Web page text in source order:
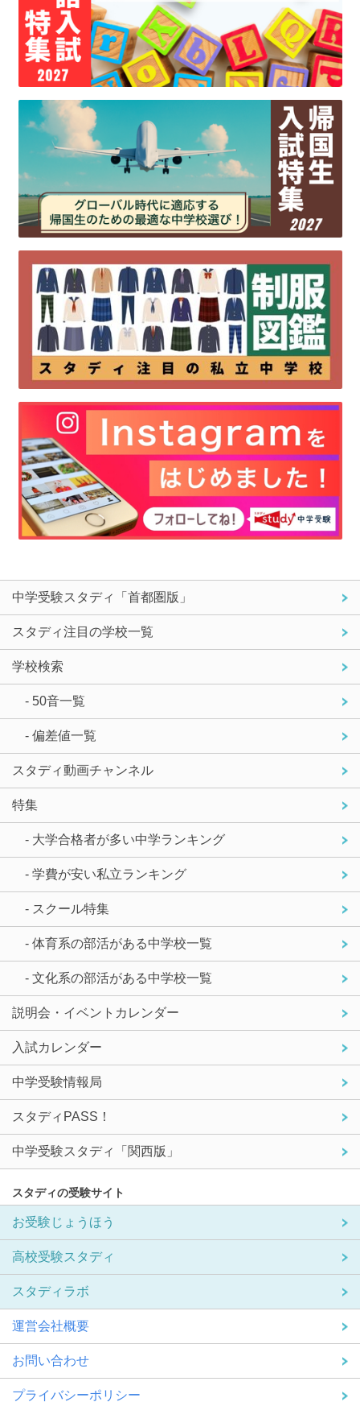
中学受験スタディ「首都圏版」
スタディ注目の学校一覧
学校検索
- 50音一覧
- 偏差値一覧
スタディ動画チャンネル
特集
- 大学合格者が多い中学ランキング
- 学費が安い私立ランキング
- スクール特集
- 体育系の部活がある中学校一覧
- 文化系の部活がある中学校一覧
説明会・イベントカレンダー
入試カレンダー
中学受験情報局
スタディPASS！
中学受験スタディ「関西版」
スタディの受験サイト
お受験じょうほう
高校受験スタディ
スタディラボ
運営会社概要
お問い合わせ
プライバシーポリシー